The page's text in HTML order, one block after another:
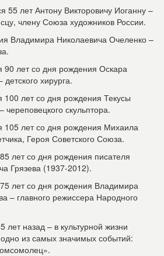
55 лет Антону Викторовичу Иоганну –
члену Союза художников России.
Владимира Николаевича Очеленко –
90 лет со дня рождения Оскара
хирурга.
100 лет со дня рождения Текусы
скульптора.
105 лет со дня рождения Михаила
Героя Советского Союза.
лет со дня рождения писателя
Грязева (1937-2012).
лет со дня рождения Владимира
– главного режиссера Народного
лет назад – в культурной жизни
из самых значимых событий: